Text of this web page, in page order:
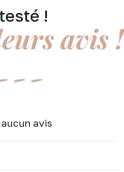
!
avis !
aucun avis